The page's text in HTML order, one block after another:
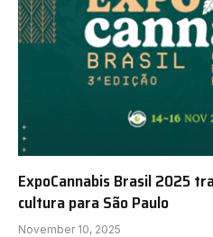
ExpoCannabis Brasil 2025
cultura para São Paulo
November 10, 2025